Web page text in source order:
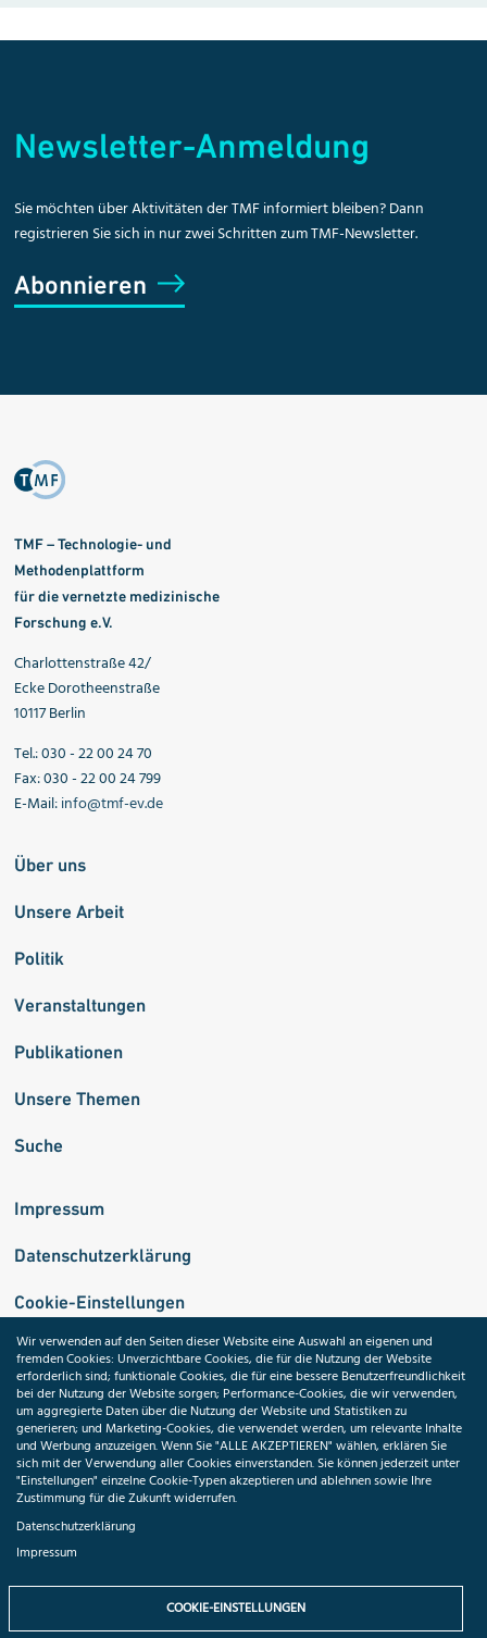
Newsletter-Anmeldung
Sie möchten über Aktivitäten der TMF informiert bleiben? Dann
registrieren Sie sich in nur zwei Schritten zum TMF-Newsletter.
Abonnieren
TMF – Technologie- und
Methodenplattform
für die vernetzte medizinische
Forschung e.V.
Charlottenstraße 42/
Ecke Dorotheenstraße
10117 Berlin
Tel.: 030 - 22 00 24 70
Fax: 030 - 22 00 24 799
E-Mail:info@tmf-ev.de
Über uns
Unsere Arbeit
Politik
Veranstaltungen
Publikationen
Unsere Themen
Suche
Impressum
Datenschutzerklärung
Cookie-Einstellungen
Medizininformatik-Initiative
ToolPool Gesundheitsforschung
Folgen Sie uns:
Wir verwenden auf den Seiten dieser Website eine Auswahl an eigenen und
fremden Cookies: Unverzichtbare Cookies, die für die Nutzung der Website
erforderlich sind; funktionale Cookies, die für eine bessere Benutzerfreundlichkeit
bei der Nutzung der Website sorgen; Performance-Cookies, die wir verwenden,
um aggregierte Daten über die Nutzung der Website und Statistiken zu
generieren; und Marketing-Cookies, die verwendet werden, um relevante Inhalte
und Werbung anzuzeigen. Wenn Sie "ALLE AKZEPTIEREN" wählen, erklären Sie
sich mit der Verwendung aller Cookies einverstanden. Sie können jederzeit unter
"Einstellungen" einzelne Cookie-Typen akzeptieren und ablehnen sowie Ihre
Zustimmung für die Zukunft widerrufen.
Datenschutzerklärung
Impressum
COOKIE-EINSTELLUNGEN